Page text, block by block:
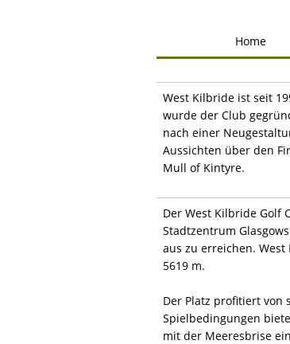
Home
West Kilbride ist seit
wurde der Club
nach einer
Aussichten über den
Mull of Kintyre.
Der West Kilbride Golf
Stadtzentrum
aus zu erreichen.
5619 m.
Der Platz profitiert von
Spielbedingungen
mit der Meeresbrise